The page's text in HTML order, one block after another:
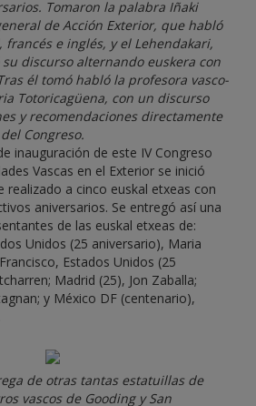
Tomaron la palabra Iñaki
de Acción Exterior, que habló
francés e inglés, y el Lehendakari,
discurso alternando euskera con
él tomó habló la profesora vasco-
Totoricagüena, con un discurso
y recomendaciones directamente
Congreso.
inauguración de este IV Congreso
Vascas en el Exterior se inició
realizado a cinco euskal etxeas con
aniversarios. Se entregó así una
de las euskal etxeas de:
Unidos (25 aniversario), Maria
Estados Unidos (25
Madrid (25), Jon Zaballa;
y México DF (centenario),
de otras tantas estatuillas de
vascos de Gooding y San